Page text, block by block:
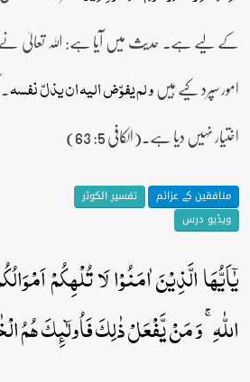
کے لیے ہے۔ حدیث میں آیا ہے: اللہ تعالیٰ
امور سپرد کیے ہیںو لم یفوّض الیہ ان یذلّ نفسہ
اختیار نہیں دیا ہے۔(الکافی 5: 63)
منافقین کے عزائم
تفسیر الکوثر
ویڈیو درس
یٰۤاَیُّہَا الَّذِیۡنَ اٰمَنُوۡا لَا تُلۡہِکُمۡ
اللّٰہِ ۚ وَ مَنۡ یَّفۡعَلۡ ذٰلِکَ فَاُولٰٓئِکَ ہُمُ